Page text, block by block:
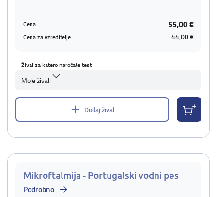
Cena: 55,00 €
Cena za vzreditelje: 44,00 €
Žival za katero naročate test
Moje živali
Dodaj žival
Mikroftalmija - Portugalski vodni pes
Podrobno